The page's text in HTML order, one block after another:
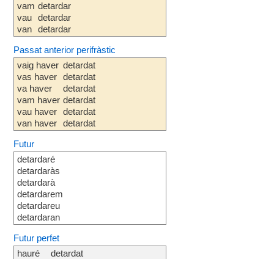
vam
vau
van
detardar
detardar
detardar
Passat anterior perifràstic
vaig haver
vas haver
va haver
vam haver
vau haver
van haver
detardat
detardat
detardat
detardat
detardat
detardat
Futur
detardaré
detardaràs
detardarà
detardarem
detardareu
detardaran
Futur perfet
hauré
detardat